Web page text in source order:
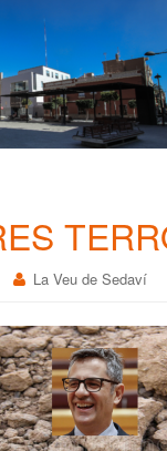
La Veu de Sedaví